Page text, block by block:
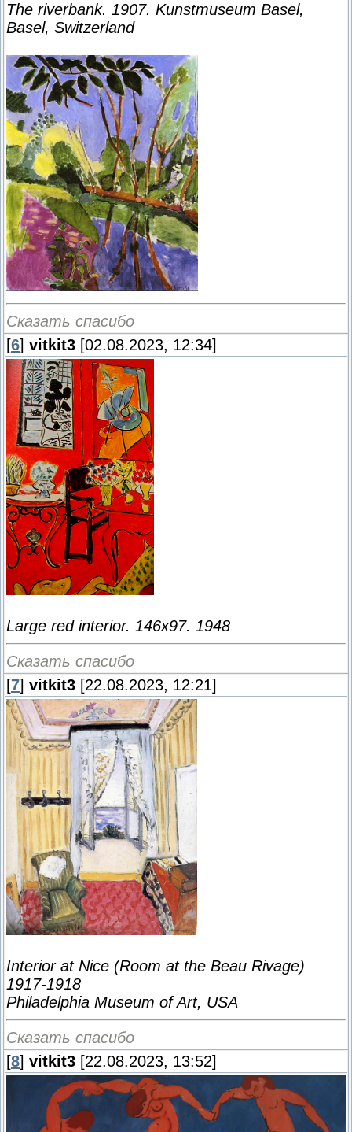
The riverbank. 1907. Kunstmuseum Basel,
Basel, Switzerland
Сказать спасибо
[6] vitkit3 [02.08.2023, 12:34]
Large red interior. 146х97. 1948
Сказать спасибо
[7] vitkit3 [22.08.2023, 12:21]
Interior at Nice (Room at the Beau Rivage)
1917-1918
Philadelphia Museum of Art, USA
Сказать спасибо
[8] vitkit3 [22.08.2023, 13:52]